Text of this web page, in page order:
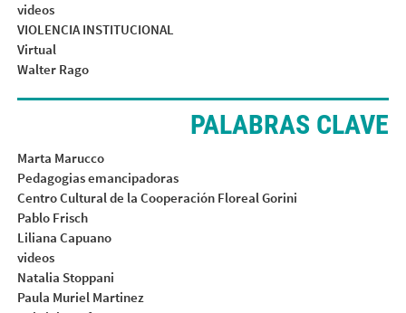
videos
VIOLENCIA INSTITUCIONAL
Virtual
Walter Rago
PALABRAS CLAVE
Marta Marucco
Pedagogias emancipadoras
Centro Cultural de la Cooperación Floreal Gorini
Pablo Frisch
Liliana Capuano
videos
Natalia Stoppani
Paula Muriel Martinez